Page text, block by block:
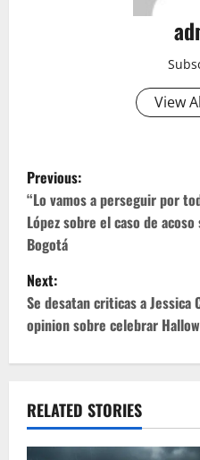
View
P
o
s
t
n
a
v
i
Previous:
“Lo vamos a perseguir por
López sobre el caso de
Bogotá
Next:
Se desatan criticas a Jessica
opinion sobre celebrar
RELATED STORIES